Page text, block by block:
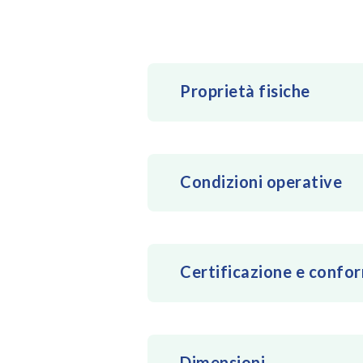
Proprietà fisiche
Condizioni operative
Certificazione e